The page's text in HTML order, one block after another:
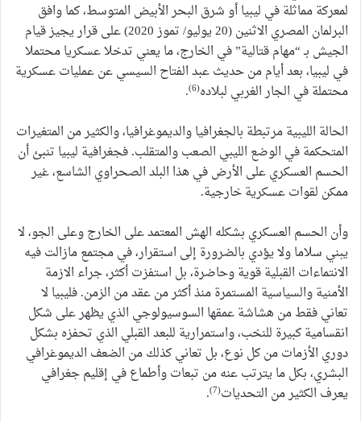
لمعركة مماثلة في ليبيا أو شرق البحر الأبيض المتوسط​​، كما وافق
البرلمان المصري الاثنين (20 يوليو/ تموز 2020) على قرار يجيز قيام
الجيش بـ “مهام قتالية” في الخارج، ما يعني تدخلا عسكريا محتملا
في ليبيا، بعد أيام من حديث عبد الفتاح السيسي عن عمليات عسكرية
محتملة في الجار الغربي لبلاده(6)
.
الحالة الليبية مرتبطة بالجغرافيا والديموغرافيا، والكثير من المتغيرات
المتحكمة في الوضع الليبي الصعب والمتقلب. فجغرافية ليبيا تنبئ أن
الحسم العسكري على الأرض في هذا البلد الصحراوي الشاسع، غير
ممكن لقوات عسكرية خارجية.
وأن الحسم العسكري بشكله الهش المعتمد على الخارج وعلى الجو، لا
يبني سلاما ولا يؤدي بالضرورة إلى استقرار، في مجتمع مازالت فيه
الانتماءات القبلية قوية وحاضرة، بل استفزت أكثر، جراء الازمة
الأمنية والسياسية المستمرة منذ أكثر من عقد من الزمن. فليبيا لا
تعاني فقط من هشاشة عمقها السوسيولوجي الذي يظهر على شكل
انقسامية كبيرة للنخب، واستمرارية للبعد القبلي الذي تحفزه بشكل
دوري الأزمات من كل نوع، بل تعاني كذلك من الضعف الديموغرافي
البشري، بكل ما يترتب عنه من تبعات وأطماع في إقليم جغرافي
يعرف الكثير من التحديات(7)
.